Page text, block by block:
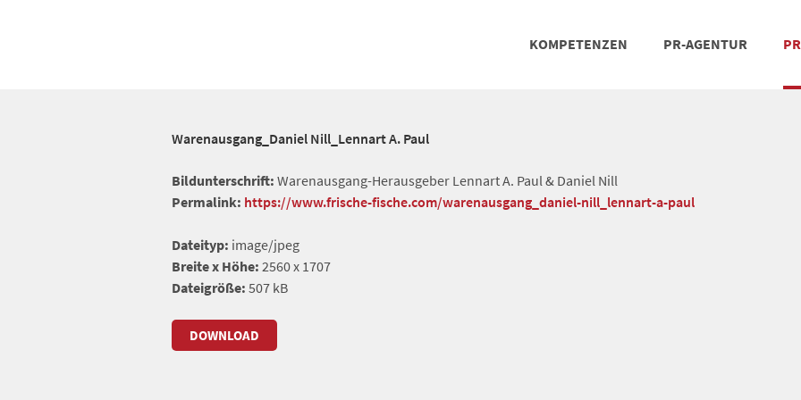
KOMPETENZEN PR-AGENTUR
Warenausgang_Daniel Nill_Lennart A. Paul
Bildunterschrift: Warenausgang-Herausgeber Lennart A. Paul & Daniel Nill
Permalink: https://www.frische-fische.com/warenausgang_daniel-nill_lennart-a-paul
Dateityp: image/jpeg
Breite x Höhe: 2560 x 1707
Dateigröße: 507 kB
DOWNLOAD